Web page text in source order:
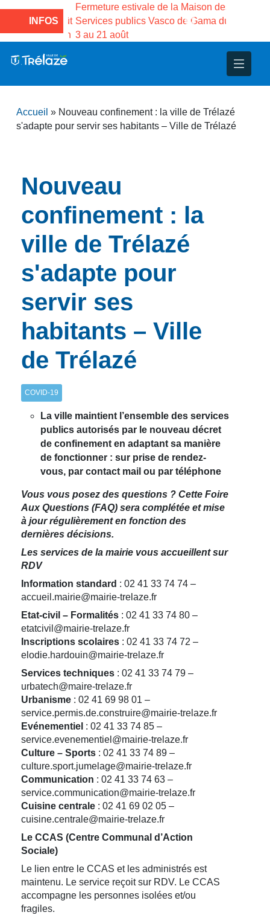
INFOS
la
au 17 août
18 août à 16h
Fermeture estivale de la Maison des
Services publics Vasco de Gama du
3 au 21 août
et d’animations
Projets
– Jumelage
Accueil » Nouveau confinement : la ville de Trélazé
s'adapte pour servir ses habitants – Ville de Trélazé
Nouveau
confinement : la
ville de Trélazé
s'adapte pour
servir ses
habitants – Ville
de Trélazé
COVID-19
La ville maintient l’ensemble des services
publics autorisés par le nouveau décret
de confinement en adaptant sa manière
de fonctionner : sur prise de rendez-
vous, par contact mail ou par téléphone
Vous vous posez des questions ? Cette Foire
Aux Questions (FAQ) sera complétée et mise
à jour régulièrement en fonction des
dernières décisions.
Les services de la mairie vous accueillent sur
RDV
Information standard : 02 41 33 74 74 –
accueil.mairie@mairie-trelaze.fr
Etat-civil – Formalités : 02 41 33 74 80 –
etatcivil@mairie-trelaze.fr
Inscriptions scolaires : 02 41 33 74 72 –
elodie.hardouin@mairie-trelaze.fr
Services techniques : 02 41 33 74 79 –
urbatech@maire-trelaze.fr
Urbanisme : 02 41 69 98 01 –
service.permis.de.construire@mairie-trelaze.fr
Evénementiel : 02 41 33 74 85 –
service.evenementiel@mairie-trelaze.fr
Culture – Sports : 02 41 33 74 89 –
culture.sport.jumelage@mairie-trelaze.fr
Communication : 02 41 33 74 63 –
service.communication@mairie-trelaze.fr
Cuisine centrale : 02 41 69 02 05 –
cuisine.centrale@mairie-trelaze.fr
Le CCAS (Centre Communal d’Action
Sociale)
Le lien entre le CCAS et les administrés est
maintenu. Le service reçoit sur RDV. Le CCAS
accompagne les personnes isolées et/ou
fragiles.